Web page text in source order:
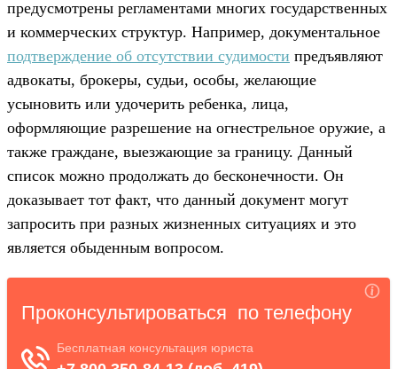
предусмотрены регламентами многих государственных
и коммерческих структур. Например, документальное
подтверждение об отсутствии судимости предъявляют
адвокаты, брокеры, судьи, особы, желающие
усыновить или удочерить ребенка, лица,
оформляющие разрешение на огнестрельное оружие, а
также граждане, выезжающие за границу. Данный
список можно продолжать до бесконечности. Он
доказывает тот факт, что данный документ могут
запросить при разных жизненных ситуациях и это
является обыденным вопросом.